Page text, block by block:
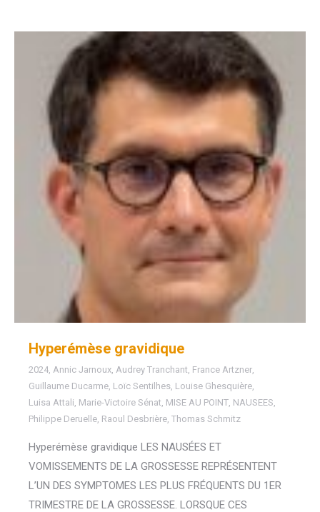
Hyperémèse gravidique
2024 Annic Jarnoux Audrey Tranchant France Artzner
Guillaume Ducarme Loïc Sentilhes Louise Ghesquière
Luisa Attali Marie-Victoire Sénat MISE AU POINT NAUSEES
Philippe Deruelle Raoul Desbrière Thomas Schmitz
Hyperémèse gravidique LES NAUSÉES ET
VOMISSEMENTS DE LA GROSSESSE REPRÉSENTENT
L’UN DES SYMPTOMES LES PLUS FRÉQUENTS DU 1ER
TRIMESTRE DE LA GROSSESSE. LORSQUE CES